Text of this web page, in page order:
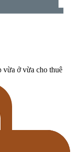
vừa ở vừa cho thuê